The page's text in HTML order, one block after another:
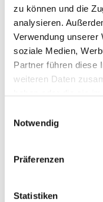
zu können und die
analysieren.
Verwendung unserer
soziale Medien,
Partner führen diese
weiteren Daten
Notwendig
Präferenzen
Statistiken